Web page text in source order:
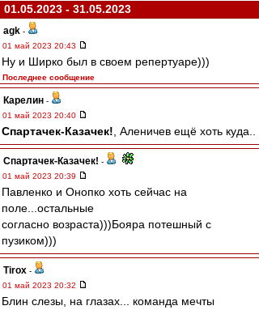
01.05.2023 - 31.05.2023
agk -
01 май 2023 20:43
Ну и Ширко был в своем репертуаре)))
Последнее сообщение
Карелин -
01 май 2023 20:40
Спартачек-Казачек! , Аленичев ещё хоть куда..
Спартачек-Казачек! -
01 май 2023 20:39
Павленко и Онопко хоть сейчас на
поле...остальные
согласно возраста)))Бояра потешный с
пузиком)))
Tirox -
01 май 2023 20:32
Блин слезы, на глазах... команда мечты